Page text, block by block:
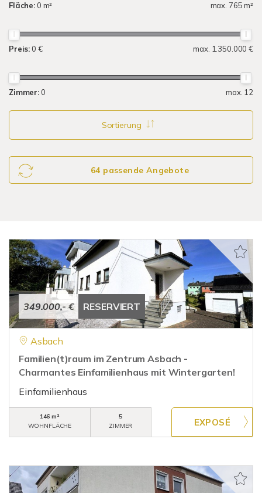
Fläche: 0 m² max. 765 m²
Preis: 0 € max. 1.350.000 €
Zimmer: 0 max. 12
Sortierung
64 passende Angebote
349.000,- € RESERVIERT
Asbach
Familien(t)raum im Zentrum Asbach -
Charmantes Einfamilienhaus mit Wintergarten!
Einfamilienhaus
146 m²
WOHNFLÄCHE
5
ZIMMER